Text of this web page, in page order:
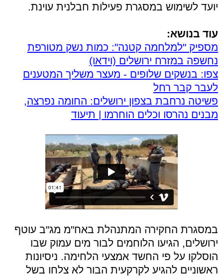
יועד לשימוש במסגרת פעילות חבלנית עוינת.
עוד בנושא:
מספיק "למלחמה קטנה": כמות נשק מטורפת
נחשפה במזרח ירושלים (וידאו)
צפו: בנשקים שלופים - מעצר משליך המטענים
לעבר קבר רחל
פשיטה נרחבת בצפון ירושלים: החומה נפרצה,
מבנים נהרסו וכלים הוחרמו | תיעוד
במסגרת החקירה המתנהלת באח"מ מג"ב עוטף
ירושלים, הגיעו הלוחמים לבור מים עמוק שבו
הוסלקו על פי החשד אמצעי הלחימה. ניסיונות
ראשוניים להגיע לקרקעית הבור לא צלחו בשל